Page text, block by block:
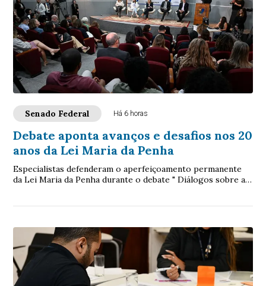
Senado Federal Há 6 horas
Debate aponta avanços e desafios nos 20
anos da Lei Maria da Penha
Especialistas defenderam o aperfeiçoamento permanente
da Lei Maria da Penha durante o debate " Diálogos sobre a